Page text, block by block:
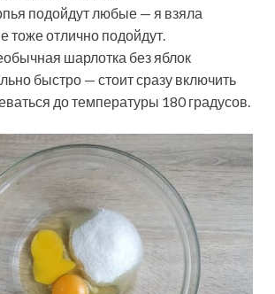
подойдут любые — я взяла
тоже отлично подойдут.
шарлотка без яблок
быстро — стоит сразу включить
до температуры 180 градусов.